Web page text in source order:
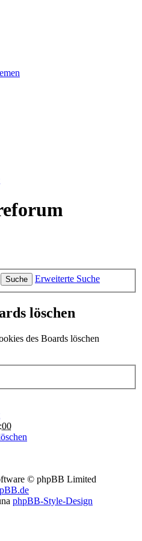
Suche Erweiterte Suche
löschen
des Boards löschen
© phpBB Limited
phpBB-Style-Design